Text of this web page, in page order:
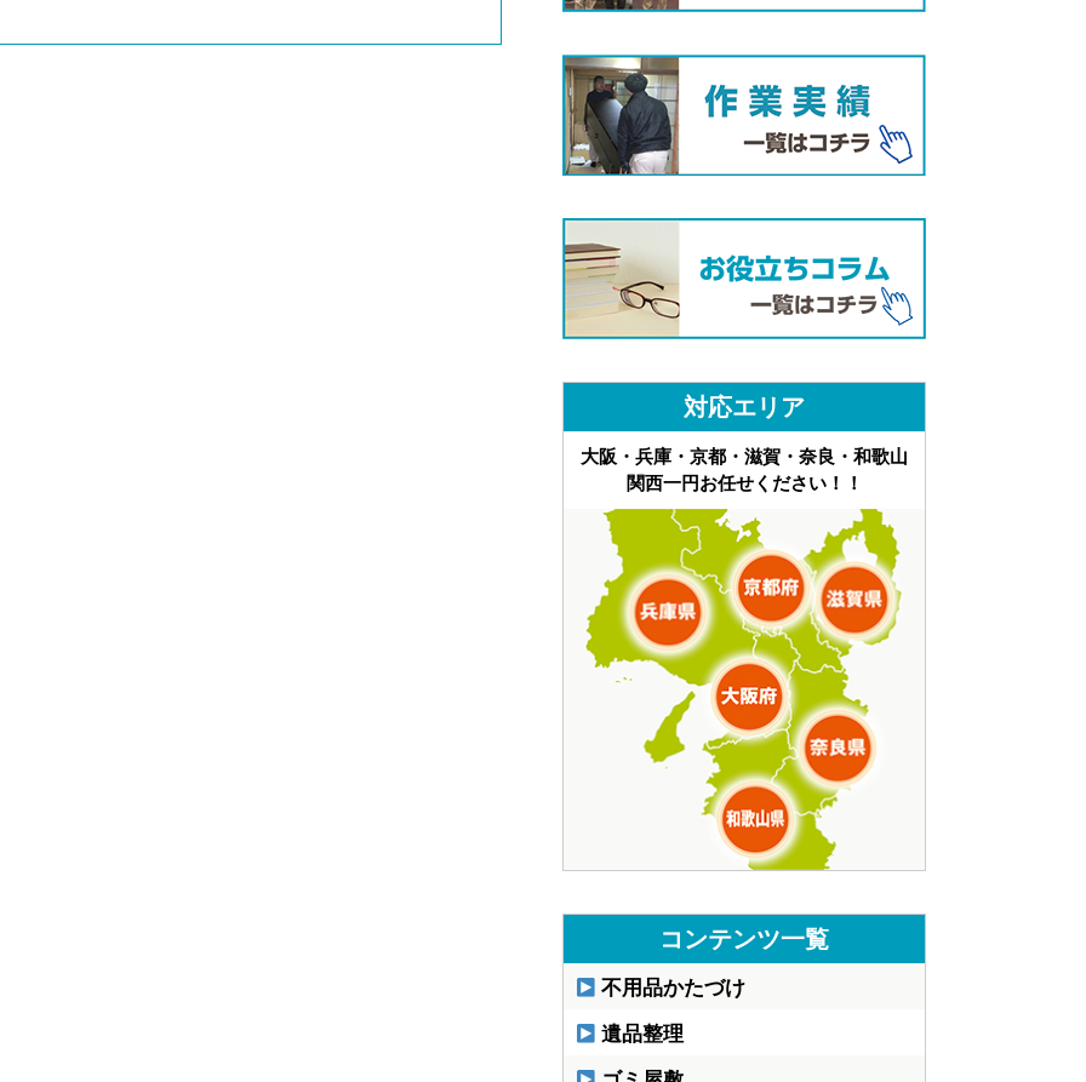
対応エリア
大阪・兵庫・京都・滋賀・奈良・和歌山
関西一円お任せください！！
コンテンツ一覧
不用品かたづけ
遺品整理